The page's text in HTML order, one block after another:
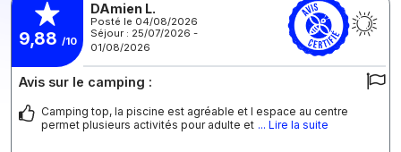
9,88 /10
DAmien L.
Posté le 04/08/2026
Séjour : 25/07/2026 -
01/08/2026
Avis sur le camping :
Camping top, la piscine est agréable et l espace au centre
permet plusieurs activités pour adulte et ... Lire la suite